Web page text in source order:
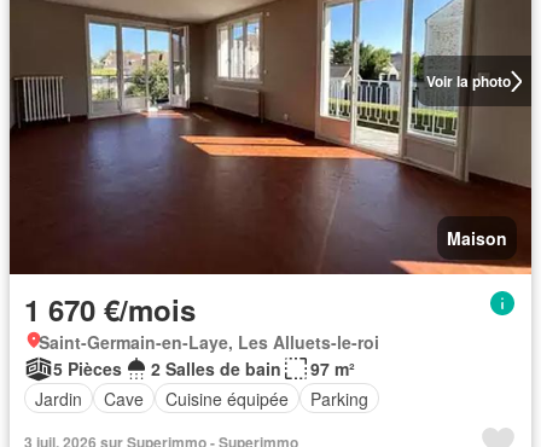
Voir la photo
Maison
1 670 €/mois
Saint-Germain-en-Laye, Les Alluets-le-roi
5 Pièces
2 Salles de bain
97 m²
Jardin
Cave Cuisine équipée Parking
3 juil. 2026 sur Superimmo - Superimmo